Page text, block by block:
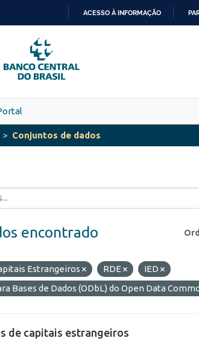
PARA
O
CONTEÚDO
ACESSO À INFORMAÇÃO
Conjuntos de dados
encontrado
Estrangeiros RDE
IED
Bases de Dados (ODbL) do Open Data
de capitais estrangeiros